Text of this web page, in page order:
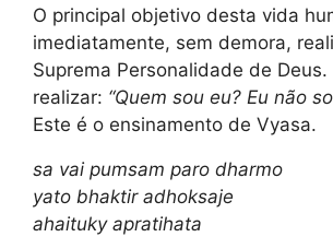
O principal objetivo desta vida
imediatamente, sem demora,
Suprema Personalidade de Deus.
realizar: “Quem sou eu? Eu não
Este é o ensinamento de Vyasa.
sa vai pumsam paro dharmo
yato bhaktir adhoksaje
ahaituky apratihata